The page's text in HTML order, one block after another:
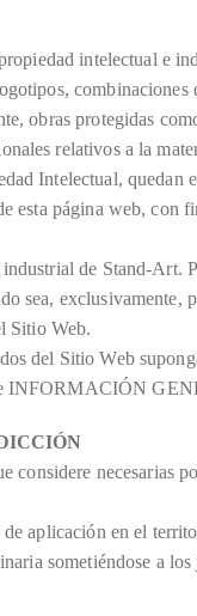
intelectual e
obras protegidas
relativos a la
Intelectual,
esta página web,
de Stand-
sea,
Sitio Web.
del Sitio Web
INFORMACIÓN
considere
aplicación en el
sometiéndose a